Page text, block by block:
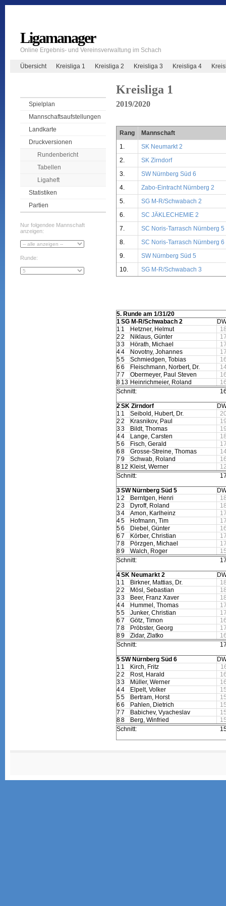
Ligamanager
Online Ergebnis- und Vereinsverwaltung im Schach
Übersicht Kreisliga 1 Kreisliga 2 Kreisliga 3 Kreisliga 4
Spielplan
Mannschaftsaufstellungen
Landkarte
Druckversionen
Rundenbericht
Tabellen
Ligaheft
Statistiken
Partien
Nur folgendee Mannschaft
anzeigen:
Runde:
Kreisliga 1
2019/2020
Rang
Mannschaft
1.
SK Neumarkt 2
2.
SK Zirndorf
3.
SW Nürnberg Süd 6
4.
Zabo-Eintracht Nürnberg 2
5.
SG M-R/Schwabach 2
6.
SC JÄKLECHEMIE 2
7.
SC Noris-Tarrasch Nürnberg 5
8.
SC Noris-Tarrasch Nürnberg 6
9.
SW Nürnberg Süd 5
10.
SG M-R/Schwabach 3
5. Runde am 1/31/20
1 SG M-R/Schwabach 2
1 1 Hetzner, Helmut
2 2 Niklaus, Günter
33 Hörath, Michael
44 Novotny, Johannes
55 Schmiedgen, Tobias
6 6 Fleischmann, Norbert, Dr.
7 7 Obermeyer, Paul Steven
8 13 Heinrichmeier, Roland
Schnitt:
2 SK Zirndorf
1 1 Seibold, Hubert, Dr.
2 2 Krasnikov, Paul
33 Bildt, Thomas
44 Lange, Carsten
56 Fisch, Gerald
6 8 Grosse-Streine, Thomas
7 9 Schwab, Roland
8 12 Kleist, Werner
Schnitt:
3SW Nürnberg Süd 5
1 2 Berntgen, Henri
2 3 Dyroff, Roland
34 Amon, Karlheinz
45 Hofmann, Tim
56 Diebel, Günter
6 7 Körber, Christian
7 8 Pörzgen, Michael
89 Walch, Roger
Schnitt:
4SK Neumarkt 2
1 1 Birkner, Mattias, Dr.
2 2 Mösl, Sebastian
33 Beer, Franz Xaver
44 Hummel, Thomas
55 Junker, Christian
6 7 Götz, Timon
7 8 Pröbster, Georg
89 Zidar, Zlatko
Schnitt:
5SW Nürnberg Süd 6
1 1 Kirch, Fritz
2 2 Rost, Harald
33 Müller, Werner
44 Elpelt, Volker
55 Bertram, Horst
6 6 Pahlen, Dietrich
7 7 Babichev, Vyacheslav
88 Berg, Winfried
Schnitt: